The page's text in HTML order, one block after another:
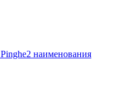
2 наименования